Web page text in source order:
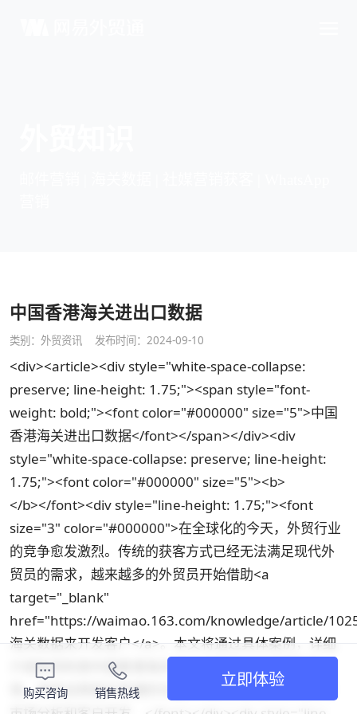
中国香港海关进出口数据
类别： 外贸资讯 发布时间：2024-09-10
<div><article><div style="white-space-collapse:
preserve; line-height: 1.75;"><span style="font-
weight: bold;"><font color="#000000" size="5">中国
香港海关进出口数据</font></span></div><div
style="white-space-collapse: preserve; line-height:
1.75;"><font color="#000000" size="5"><b>
</b></font><div style="line-height: 1.75;"><font
size="3" color="#000000">在全球化的今天，外贸行业
的竞争愈发激烈。传统的获客方式已经无法满足现代外
贸员的需求，越来越多的外贸员开始借助<a
target="_blank"
href="https://waimao.163.com/knowledge/article/
海关数据来开发客户</a>。本文将通过具体案例，详细
介绍如何利用中国香港海关进出口数据来开拓国际市
场，并结合网易外贸通的功能，帮助企业更高效地进行
购买咨询 销售热线
立即体验